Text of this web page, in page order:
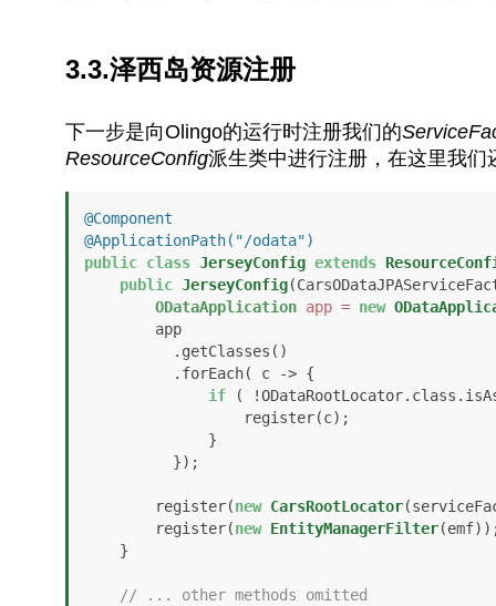
3.3.泽西岛资源注册
下一步是向Olingo的运行时注册我们的
ResourceConfig派生类中进行注册，在这里我
@Component
@ApplicationPath("/odata")
public class JerseyConfig extends
public JerseyConfig
ODataApplication app = new
if (
        register(
new CarsRootLocator
        register(
new EntityManagerFilter
// ... other methods omitted